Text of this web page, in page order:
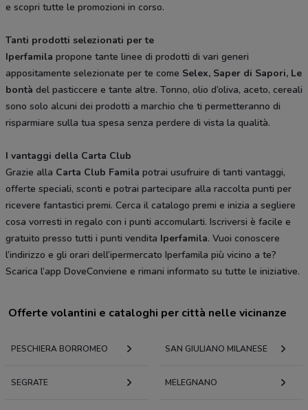
e scopri tutte le promozioni in corso.
Tanti prodotti selezionati per te
Iperfamila propone tante linee di prodotti di vari generi
appositamente selezionate per te come Selex, Saper di Sapori, Le
bontà del pasticcere e tante altre. Tonno, olio d’oliva, aceto, cereali
sono solo alcuni dei prodotti a marchio che ti permetteranno di
risparmiare sulla tua spesa senza perdere di vista la qualità.
I vantaggi della Carta Club
Grazie alla Carta Club Famila potrai usufruire di tanti vantaggi,
offerte speciali, sconti e potrai partecipare alla raccolta punti per
ricevere fantastici premi. Cerca il catalogo premi e inizia a segliere
cosa vorresti in regalo con i punti accomularti. Iscriversi è facile e
gratuito presso tutti i punti vendita Iperfamila. Vuoi conoscere
l’indirizzo e gli orari dell’ipermercato Iperfamila più vicino a te?
Scarica l’app DoveConviene e rimani informato su tutte le iniziative.
Offerte volantini e cataloghi per città nelle vicinanze
PESCHIERA BORROMEO SAN GIULIANO MILANESE
SEGRATE MELEGNANO